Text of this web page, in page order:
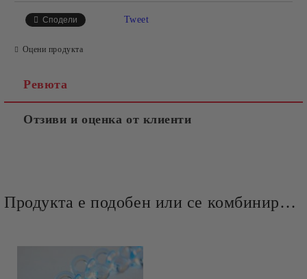
Сподели Tweet
Оцени продукта
Ревюта
Отзиви и оценка от клиенти
Продукта е подобен или се комбинира добре и със следните продукти :